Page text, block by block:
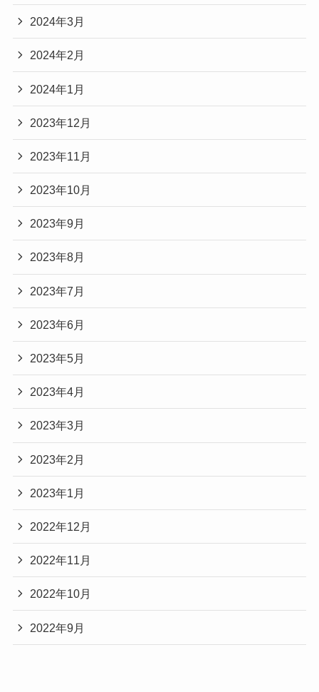
2024年3月
2024年2月
2024年1月
2023年12月
2023年11月
2023年10月
2023年9月
2023年8月
2023年7月
2023年6月
2023年5月
2023年4月
2023年3月
2023年2月
2023年1月
2022年12月
2022年11月
2022年10月
2022年9月